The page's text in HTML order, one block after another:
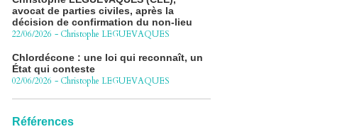
décision de confirmation du non-lieu
22/06/2026 -Christophe LEGUEVAQUES
Chlordécone : une loi qui reconnaît, un
État qui conteste
02/06/2026 -Christophe LEGUEVAQUES
Procédure pénale - Moteurs diesel 1.5
BlueHDi : complément de plainte contre
27/04/2026 -Christophe LEGUEVAQUES
Références